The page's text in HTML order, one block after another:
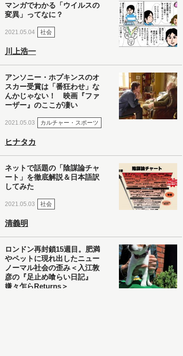
マンガでわかる「ウイルスの
変異」ってなに？
2021.05.04 社会
川上浩一
アンソニー・ホプキンスのオ
スカー受賞は「番狂わせ」な
んかじゃない！ 映画『ファ
ーザー』のここが凄い
2021.05.03 カルチャー・スポーツ
ヒナタカ
ネットで話題の「陰謀論チャ
ート」を徹底解説＆日本語訳
してみた
2021.05.03 社会
清義明
ロンドン再封鎖15週目。肥満
やペットに現れ出したニュー
ノーマル社会の歪み＜入江敦
彦の『足止め喰らい日記』
嫌々乍らReturns＞